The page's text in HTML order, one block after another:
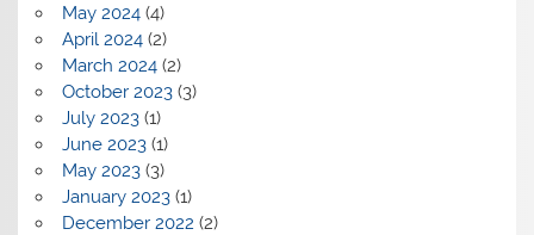
May 2024(4)
April 2024(2)
March 2024(2)
October 2023(3)
July 2023(1)
June 2023(1)
May 2023(3)
January 2023(1)
December 2022 (2)